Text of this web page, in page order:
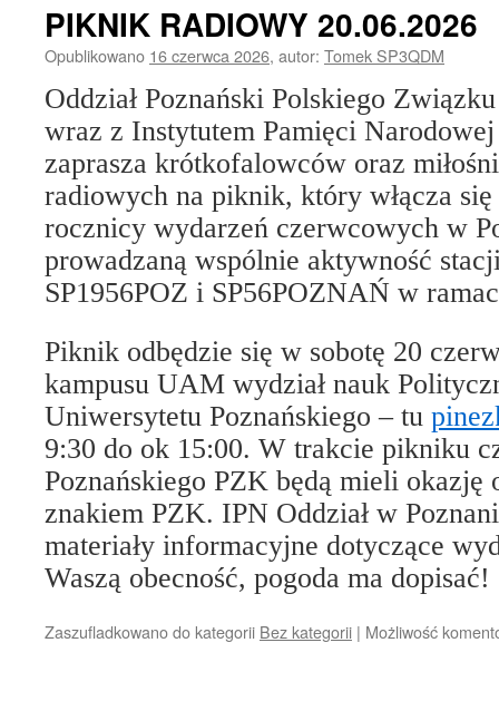
PIKNIK RADIOWY 20.06.2026
Opublikowano 16 czerwca 2026, autor: Tomek SP3QDM
Oddział Poznański Polskiego
wraz z Instytutem Pamięci
zaprasza krótkofalowców oraz
radiowych na piknik, który włącza
rocznicy wydarzeń czerwcowych w
prowadzaną wspólnie aktywność
SP1956POZ i SP56POZNAŃ w
Piknik odbędzie się w sobotę 20
kampusu UAM wydział nauk
Uniwersytetu Poznańskiego – tu
9:30 do ok 15:00. W trakcie pikniku
Poznańskiego PZK będą mieli okazję
znakiem PZK. IPN Oddział w
materiały informacyjne dotyczące
Waszą obecność, pogoda ma dopisać!
Zaszufladkowano do kategorii Bez kategorii | Możliwość